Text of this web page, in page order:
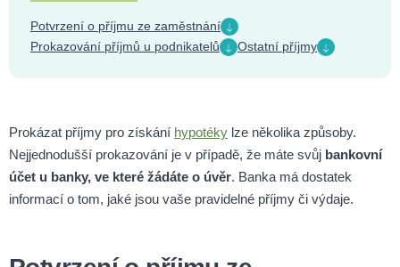
Potvrzení o příjmu ze zaměstnání
Prokazování příjmů u podnikatelů
Ostatní příjmy
Prokázat příjmy pro získání hypotéky lze několika způsoby.
Nejjednodušší prokazování je v případě, že máte svůj bankovní
účet u banky, ve které žádáte o úvěr. Banka má dostatek
informací o tom, jaké jsou vaše pravidelné příjmy či výdaje.